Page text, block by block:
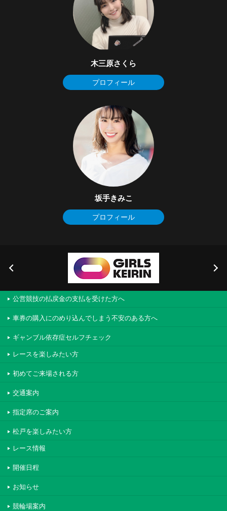
木三原さくら
プロフィール
坂手きみこ
プロフィール
公営競技の払戻金の支払を受けた方へ
車券の購入にのめり込んでしまう不安のある方へ
ギャンブル依存症セルフチェック
レースを楽しみたい方
初めてご来場される方
交通案内
指定席のご案内
松戸を楽しみたい方
レース情報
開催日程
お知らせ
競輪場案内